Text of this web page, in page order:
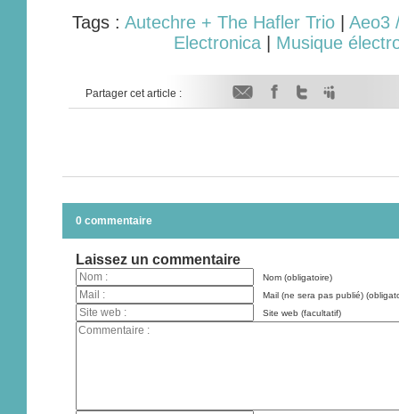
Tags : Autechre + The Hafler Trio| Aeo3
Electronica| Musique
Partager cet article :
0 commentaire
Laissez un commentaire
Nom (obligatoire)
Mail (ne sera pas publié)
Site web (facultatif)